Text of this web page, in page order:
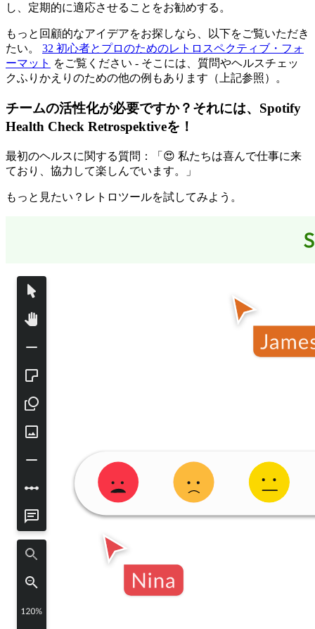
し、定期的に適応させることをお勧めする。
もっと回顧的なアイデアをお探しなら、以下をご覧いただき
たい。 32 初心者とプロのためのレトロスペクティブ・フォ
ーマット をご覧ください - そこには、質問やヘルスチェッ
クふりかえりのための他の例もあります（上記参照）。
チームの活性化が必要ですか？それには、 Spotify
Health Check Retrospektiveを！
最初のヘルスに関する質問：「😍 私たちは喜んで仕事に来
ており、協力して楽しんでいます。」
もっと見たい？レトロツールを試してみよう。